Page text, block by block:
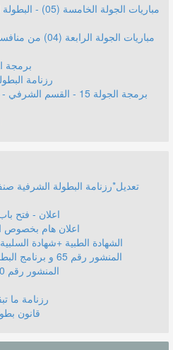
مباريات الجولة
مباريات الجولة
برمجة الجولة 03
رزنامة
برمجة الجولة 15 -
*تعديل*رزنامة البطولة الشرفية صنف
اعلان - فتح
اعلان هام بخصوص
الشهادة الطبية +شهادة
المنشور رقم 70 المؤرخ في 22 فيفري 2026
رزنامة ما
قانون